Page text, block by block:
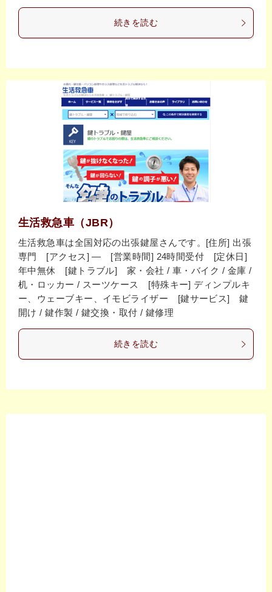
続きを読む
生活救急車（JBR）
生活救急車は全国対応の出張鍵屋さんです。[住所] 出張
専門 [アクセス] ― [営業時間] 24時間受付 [定休日]
年中無休 [鍵トラブル] 家・会社 / 車・バイク / 金庫 /
机・ロッカー / スーツケース [特殊キー] ディンプルキ
ー、ウェーブキー、イモビライザー [鍵サービス] 鍵
開け / 鍵作製 / 鍵交換・取付 / 鍵修理
続きを読む